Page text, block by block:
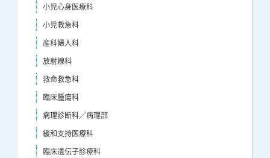
小児心身医療科
小児救急科
産科婦人科
放射線科
救命救急科
臨床腫瘍科
病理診断科／病理部
緩和支持医療科
臨床遺伝子診療科